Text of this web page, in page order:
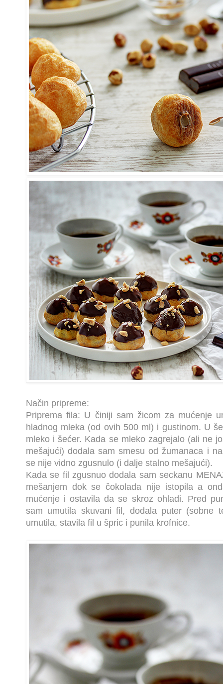
Način pripreme:
Priprema fila: U činiji sam žicom za mućenje
hladnog mleka (od ovih 500 ml) i gustinom. U
mleko i šećer. Kada se mleko zagrejalo (ali ne
mešajući) dodala sam smesu od žumanaca i
se nije vidno zgusnulo (i dalje stalno mešajući).
Kada se fil zgusnuo dodala sam seckanu
mešanjem dok se čokolada nije istopila a
mućenje i ostavila da se skroz ohladi. Pred
sam umutila skuvani fil, dodala puter (sobne
umutila, stavila fil u špric i punila krofnice.